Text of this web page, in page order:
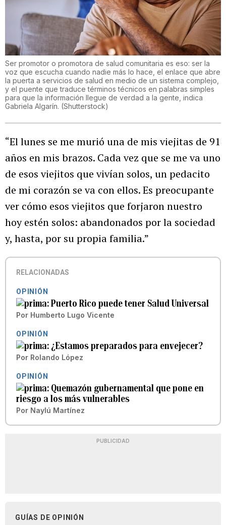
Ser promotor o promotora de salud comunitaria es eso: ser la
voz que escucha cuando nadie más lo hace, el enlace que abre
la puerta a servicios de salud en medio de un sistema complejo,
y el puente que traduce términos técnicos en palabras simples
para que la información llegue de verdad a la gente, indica
Gabriela Algarín. (Shutterstock)
“El lunes se me murió una de mis viejitas de 91
años en mis brazos. Cada vez que se me va uno
de esos viejitos que vivían solos, un pedacito
de mi corazón se va con ellos. Es preocupante
ver cómo esos viejitos que forjaron nuestro
hoy estén solos: abandonados por la sociedad
y, hasta, por su propia familia.”
RELACIONADAS
OPINIÓN
Puerto Rico puede tener Salud Universal
Por Humberto Lugo Vicente
OPINIÓN
¿Estamos preparados para envejecer?
Por Rolando López
OPINIÓN
Quemazón gubernamental que pone en
riesgo a los más vulnerables
Por Naylú Martínez
PUBLICIDAD
GUÍAS DE OPINIÓN